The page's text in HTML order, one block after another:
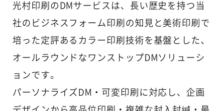
光村印刷のDMサービスは、長い歴史を持つ当
社のビジネスフォーム印刷の知見と美術印刷で
培った定評あるカラー印刷技術を基盤とした、
オールラウンドなワンストップDMソリューシ
ョンです。
パーソナライズDM・可変印刷に対応し、企画